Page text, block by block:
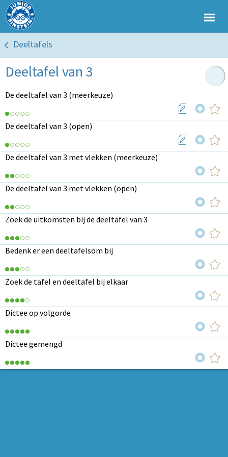
Deeltafels
Deeltafel van 3
De deeltafel van 3 (meerkeuze)
De deeltafel van 3 (open)
De deeltafel van 3 met vlekken (meerkeuze)
De deeltafel van 3 met vlekken (open)
Zoek de uitkomsten bij de deeltafel van 3
Bedenk er een deeltafelsom bij
Zoek de tafel en deeltafel bij elkaar
Dictee op volgorde
Dictee gemengd